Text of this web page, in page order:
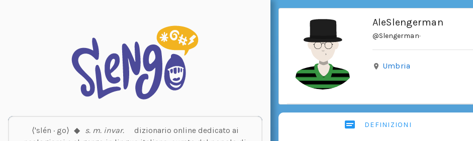
⟨'slén · go⟩ ◆ s. m. invar.
dizionario online dedicato ai
AleSlengerman
@Slengerman·
Umbria
DEFINIZIONI